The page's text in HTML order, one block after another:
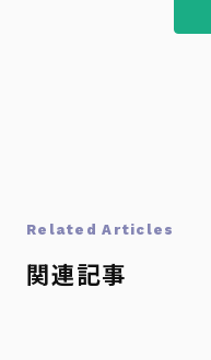
Related Articles
関連記事